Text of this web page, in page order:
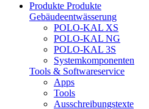
Produkte Produkte
Gebäudeentwässerung
POLO-KAL XS
POLO-KAL NG
POLO-KAL 3S
Systemkomponenten
Tools & Softwareservice
Apps
Tools
Ausschreibungstexte